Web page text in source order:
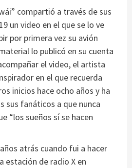
compartió a través de sus
un video en el que se lo ve
por primera vez su avión
lo publicó en su cuenta
el video, el artista
en el que recuerda
inicios hace ocho años y ha
sus fanáticos a que nunca
“los sueños sí se hacen
atrás cuando fui a hacer
estación de radio X en